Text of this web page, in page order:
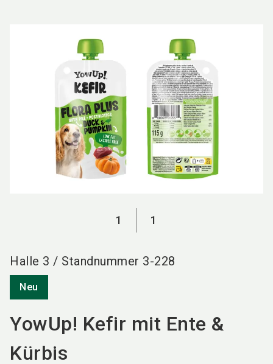
1 1
Halle 3 / Standnummer 3-228
Neu
YowUp! Kefir mit Ente &
Kürbis